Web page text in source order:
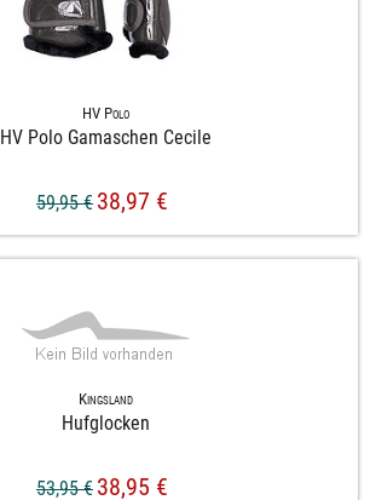
HV Polo
HV Polo Gamaschen Cecile
59,95 € 38,97 €
Kingsland
Hufglocken
53,95 € 38,95 €